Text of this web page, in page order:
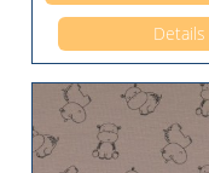
Details